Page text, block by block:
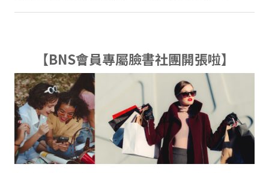
【BNS會員專屬臉書社團開張啦】